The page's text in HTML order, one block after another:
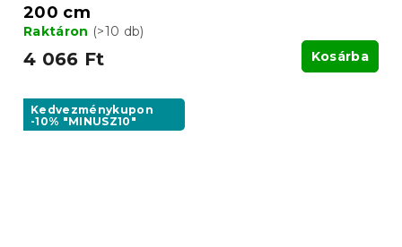
200 cm
Raktáron (>10 db)
4 066 Ft Kosárba
Kedvezménykupon
-10% "MINUSZ10"